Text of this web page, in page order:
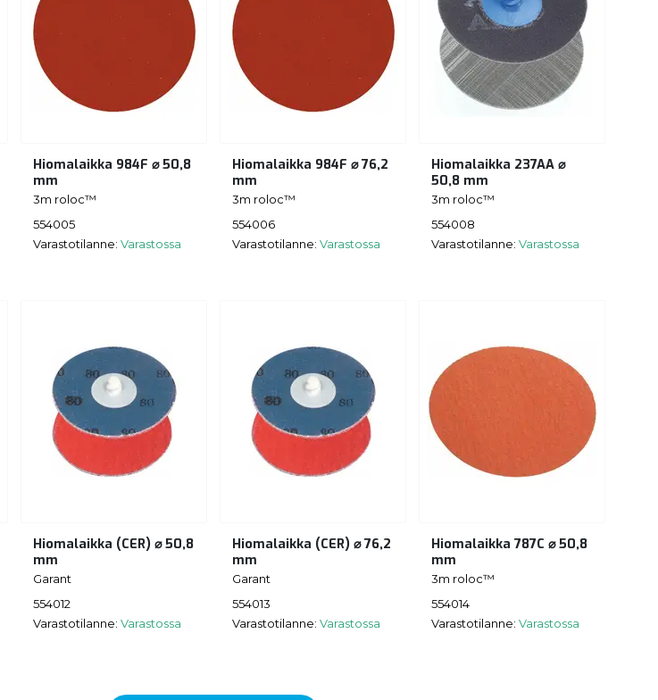
Hiomalaikka 984F ⌀ 50,8
mm
3m roloc™
554005
Varastotilanne: Varastossa
Hiomalaikka 984F ⌀ 76,2
mm
3m roloc™
554006
Varastotilanne: Varastossa
Hiomalaikka 237AA ⌀
50,8 mm
3m roloc™
554008
Varastotilanne: Varastossa
Hiomalaikka (CER) ⌀ 50,8
mm
Garant
554012
Varastotilanne: Varastossa
Hiomalaikka (CER) ⌀ 76,2
mm
Garant
554013
Varastotilanne: Varastossa
Hiomalaikka 787C ⌀ 50,8
mm
3m roloc™
554014
Varastotilanne: Varastossa